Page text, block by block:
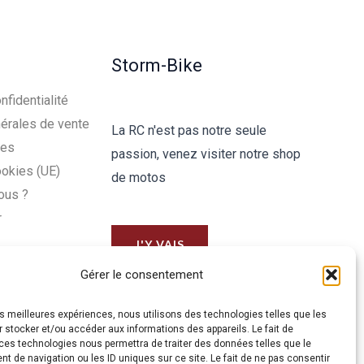
Gérer le consentement
meilleures expériences, nous utilisons des technologies telles que les
stocker et/ou accéder aux informations des appareils. Le fait de
technologies nous permettra de traiter des données telles que le
de navigation ou les ID uniques sur ce site. Le fait de ne pas consentir
de vente
(UE)
?
Storm-Bike
La RC n'est pas notre seule
passion, venez visiter notre shop
de motos
J'Y VAIS